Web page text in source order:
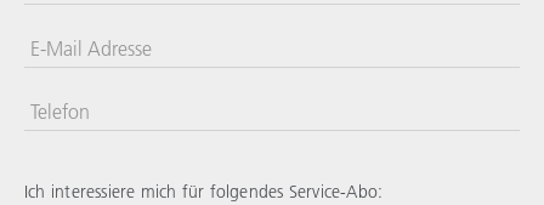
E-Mail Adresse
Vereinigte
Telefon
Ich interessiere mich für folgendes Service-Abo: